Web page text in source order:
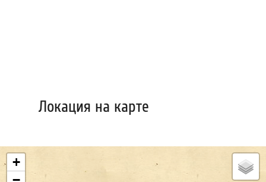
Локация на карте
+